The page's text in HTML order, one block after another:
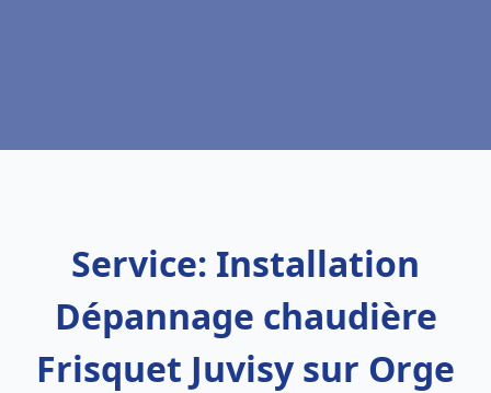
Service: Installation
Dépannage chaudière
Frisquet Juvisy sur Orge